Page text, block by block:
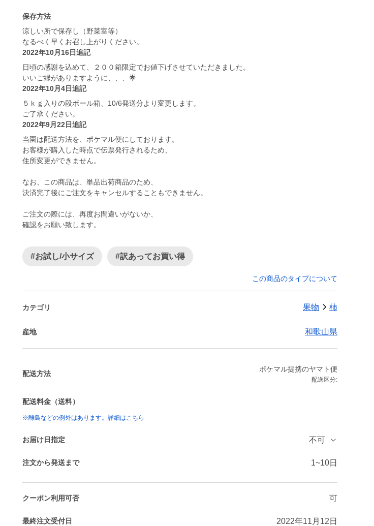
保存方法
涼しい所で保存し（野菜室等）
なるべく早くお召し上がりください。
2022年10月16日追記
日頃の感謝を込めて、２００箱限定でお値下げさせていただきました。
いいご縁がありますように、、、🌟
2022年10月4日追記
５ｋｇ入りの段ボール箱、10/6発送分より変更します。
ご了承ください。
2022年9月22日追記
当園は配送方法を、ポケマル便にしております。
お客様が購入した時点で伝票発行されるため、
住所変更ができません。
なお、この商品は、単品出荷商品のため、
決済完了後にご注文をキャンセルすることもできません。
ご注文の際には、再度お間違いがないか、
確認をお願い致します。
#お試し/小サイズ #訳あってお買い得
この商品のタイプについて
カテゴリ 果物 柿
産地 和歌山県
配送方法
ポケマル提携のヤマト便
配送区分:
配送料金（送料）
※離島などの例外はあります。詳細はこちら
お届け日指定 不可
注文から発送まで 1~10日
クーポン利用可否 可
最終注文受付日 2022年11月12日